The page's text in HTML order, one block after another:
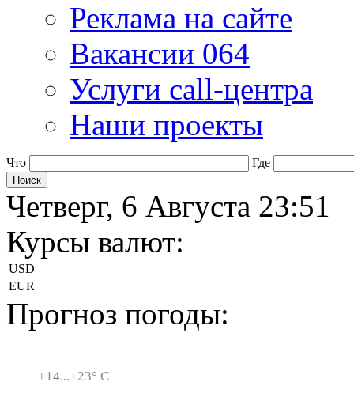
Реклама на сайте
Вакансии 064
Услуги call-центра
Наши проекты
Что Где
Четверг, 6 Августа 23:51
Курсы валют:
USD
EUR
Прогноз погоды:
+14...+23° C